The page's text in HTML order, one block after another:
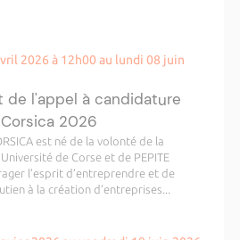
2026 à 12h00 au lundi 08 juin
de l'appel à candidature
2026
est né de la volonté de la
de Corse et de PEPITE
l’esprit d’entreprendre et de
à la création d’entreprises...